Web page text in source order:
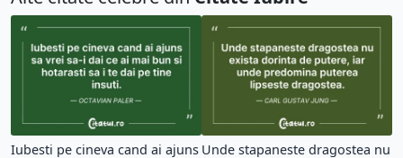
Iubesti pe cineva cand ai ajuns Unde stapaneste dragostea nu